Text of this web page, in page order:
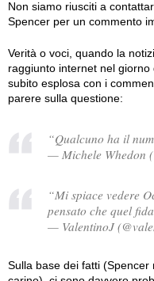
Non siamo riusciti a
Spencer per un commento
Verità o voci, quando la
raggiunto internet nel
subito esplosa con i
parere sulla questione:
“Qualcuno ha il
— Michele Whedon
“Mi spiace vedere
pensato che quel
— ValentinoJ
Sulla base dei fatti